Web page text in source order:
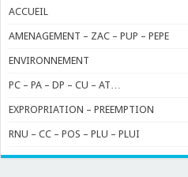
ACCUEIL
AMENAGEMENT – ZAC – PUP – PEPE
ENVIRONNEMENT
PC – PA – DP – CU – AT…
EXPROPRIATION – PREEMPTION
RNU – CC – POS – PLU – PLUI